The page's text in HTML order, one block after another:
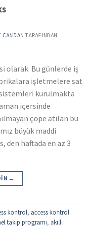
CANDAN TARAFINDAN
olarak: Bu günlerde iş
işletmelere sat
kurulmakta
içersinde
çöpe atılan bu
büyük maddi
den haftada en az 3
→
kontrol, access kontrol
takip programı, akıllı